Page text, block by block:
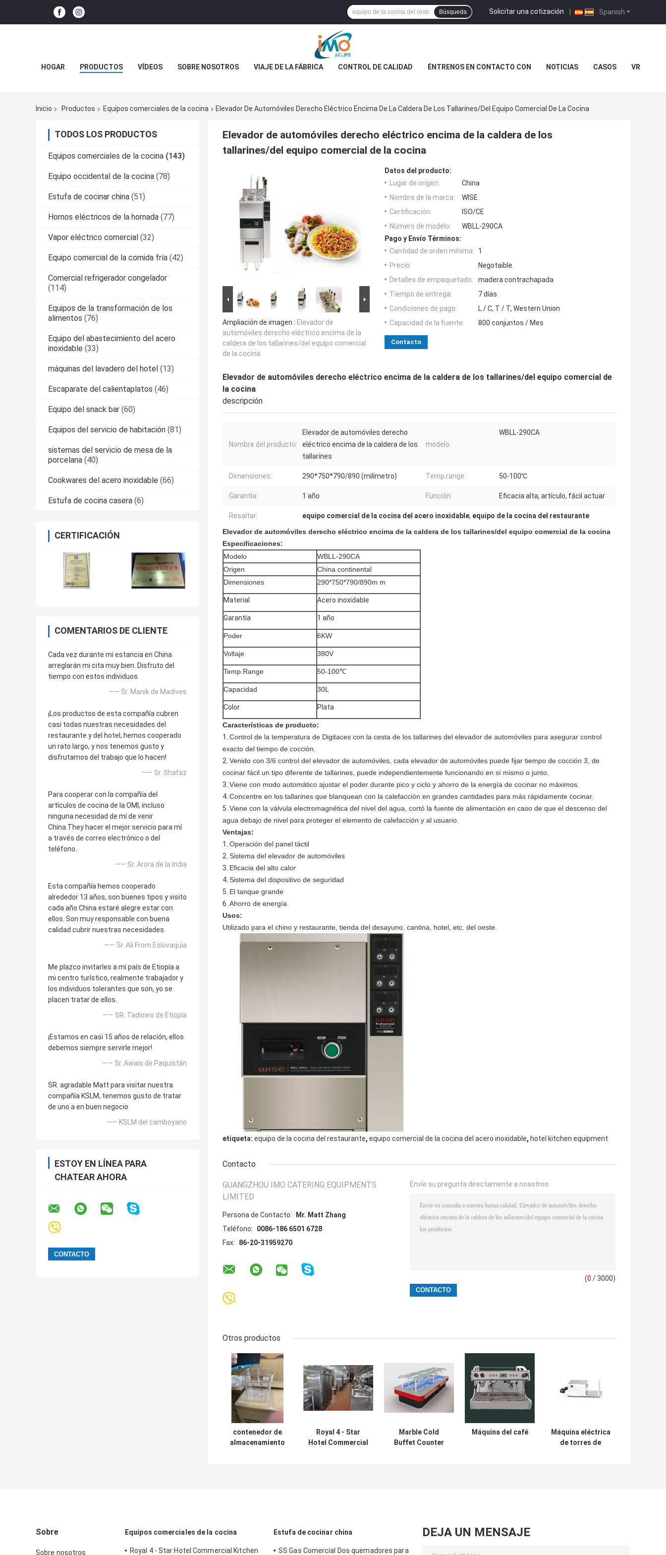
Spanish
Solicitar una cotización |
Búsqueda
HOGAR PRODUCTOS VÍDEOS SOBRE NOSOTROS VIAJE DE LA FÁBRICA CONTROL DE CALIDAD ÉNTRENOS EN CONTACTO CON NOTICIAS CASOS VR
Inicio Productos Equipos comerciales de la cocina Elevador De Automóviles Derecho Eléctrico Encima De La Caldera De Los Tallarines/del Equipo Comercial De La Cocina
TODOS LOS PRODUCTOS
Equipos comerciales de la cocina (143)
Equipo occidental de la cocina (78)
Estufa de cocinar china (51)
Hornos eléctricos de la hornada (77)
Vapor eléctrico comercial (32)
Equipo comercial de la comida fría (42)
Comercial refrigerador congelador
(114)
Equipos de la transformación de los
alimentos (76)
Equipo del abastecimiento del acero
inoxidable (33)
máquinas del lavadero del hotel (13)
Escaparate del calientaplatos (46)
Equipo del snack bar (60)
Equipos del servicio de habitación (81)
sistemas del servicio de mesa de la
porcelana (40)
Cookwares del acero inoxidable (66)
Estufa de cocina casera (6)
CERTIFICACIÓN
COMENTARIOS DE CLIENTE
Cada vez durante mi estancia en China
arreglarán mi cita muy bien. Disfruto del
tiempo con estos individuos.
—— Sr. Manik de Madives
¡Los productos de esta compañía cubren
casi todas nuestras necesidades del
restaurante y del hotel, hemos cooperado
un rato largo, y nos tenemos gusto y
disfrutamos del trabajo que lo hacen!
—— Sr. Shafaz
Para cooperar con la compañía del
artículos de cocina de la OMI, incluso
ninguna necesidad de mí de venir
China.They hacer el mejor servicio para mí
a través de correo electrónico o del
teléfono.
—— Sr. Arora de la India
Esta compañía hemos cooperado
alrededor 13 años, son buenes tipos y visito
cada año China estaré alegre estar con
ellos. Son muy responsable con buena
calidad cubrir nuestras necesidades.
—— Sr. Ali From Eslovaquia
Me plazco invitarles a mi país de Etiopía a
mi centro turístico, realmente trabajador y
los individuos tolerantes que son, yo se
placen tratar de ellos.
—— SR. Tadiows de Etiopía
¡Estamos en casi 15 años de relación, ellos
debemos siempre servirle mejor!
—— Sr. Awais de Paquistán
SR. agradable Matt para visitar nuestra
compañía KSLM, tenemos gusto de tratar
de uno a en buen negocio
—— KSLM del camboyano
ESTOY EN LÍNEA PARA
CHATEAR AHORA
Elevador de automóviles derecho eléctrico encima de la caldera de los
tallarines/del equipo comercial de la cocina
Ampliación de imagen : Elevador de
automóviles derecho eléctrico encima de la
caldera de los tallarines/del equipo comercial
de la cocina
Datos del producto:
Lugar de origen:
China
Nombre de la marca:
WISE
Certificación:
ISO/CE
Número de modelo:
WBLL-290CA
Pago y Envío Términos:
Cantidad de orden mínima:
1
Precio:
Negotaible
Detalles de empaquetado:
madera contrachapada
Tiempo de entrega:
7 días
Condiciones de pago:
L / C, T / T, Western Union
Capacidad de la fuente:
800 conjuntos / Mes
Contacto
Elevador de automóviles derecho eléctrico encima de la caldera de los tallarines/del equipo comercial de
la cocina
descripción
Nombre del producto:
Elevador de automóviles derecho
eléctrico encima de la caldera de los
tallarines
modelo:
WBLL-290CA
Dimensiones: 290*750*790/890 (milímetro) Temp.range: 50-100℃
Garantía: 1 año Función: Eficacia alta, artículo, fácil actuar
Resaltar: equipo comercial de la cocina del acero inoxidable, equipo de la cocina del restaurante
Elevador de automóviles derecho eléctrico encima de la caldera de los tallarines/del equipo comercial de la cocina
Especificaciones:
Modelo
WBLL-290CA
Origen
China continental
Dimensiones
290*750*790/890m m
Material Acero inoxidable
Garantía 1 año
Poder 6KW
Voltaje 380V
Temp.Range 50-100℃
Capacidad 30L
Color Plata
Características de producto:
1. Control de la temperatura de Digitaces con la cesta de los tallarines del elevador de automóviles para asegurar control
exacto del tiempo de cocción.
2. Venido con 3/6 control del elevador de automóviles, cada elevador de automóviles puede fijar tiempo de cocción 3, de
cocinar fácil un tipo diferente de tallarines, puede independientemente funcionando en sí mismo o junto.
3. Viene con modo automático ajustar el poder durante pico y ciclo y ahorro de la energía de cocinar no máximos.
4. Concentre en los tallarines que blanquean con la calefacción en grandes cantidades para más rápidamente cocinar.
5. Viene con la válvula electromagnética del nivel del agua, cortó la fuente de alimentación en caso de que el descenso del
agua debajo de nivel para proteger el elemento de calefacción y al usuario.
Ventajas:
1. Operación del panel táctil
2. Sistema del elevador de automóviles
3. Eficacia del alto calor
4. Sistema del dispositivo de seguridad
5. El tanque grande
6. Ahorro de energía
Usos:
Utilizado para el chino y restaurante, tienda del desayuno, cantina, hotel, etc. del oeste.
etiqueta: equipo de la cocina del restaurante, equipo comercial de la cocina del acero inoxidable, hotel kitchen equipment
Contacto
GUANGZHOU IMO CATERING EQUIPMENTS
LIMITED
Persona de Contacto:
Mr. Matt Zhang
Teléfono:
0086-186 6501 6728
Fax:
86-20-31959270
Envíe su pregunta directamente a nosotros
(0 / 3000)
Otros productos
contenedor de
almacenamiento
Royal 4 - Star
Hotel Commercial
Marble Cold
Buffet Counter
Máquina del café
Máquina eléctrica
de torres de
Sobre
Sobre nosotros
Equipos comerciales de la cocina
Royal 4 - Star Hotel Commercial Kitchen
Estufa de cocinar china
SS Gas Comercial Dos quemadores para
DEJA UN MENSAJE